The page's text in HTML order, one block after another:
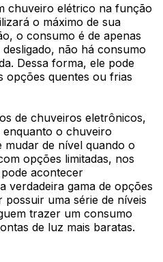
chuveiro elétrico na função
o máximo de sua
o consumo é de apenas
não há consumo
Dessa forma, ele pode
opções quentes ou frias
de chuveiros eletrônicos,
o chuveiro
mudar de nível quando o
opções limitadas, nos
acontecer
verdadeira gama de opções
uma série de níveis
trazer um consumo
de luz mais baratas.